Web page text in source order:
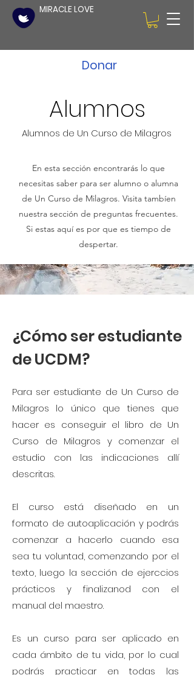
MIRACLE LOVE
Donar
Alumnos
Alumnos de Un Curso de Milagros
En esta sección encontrarás lo que
necesitas saber para ser alumno o alumna
de Un Curso de Milagros. Visita tambíen
nuestra sección de preguntas frecuentes.
Si estas aquí es por que es tiempo de
despertar.
¿Cómo ser estudiante
de UCDM?
Para ser estudiante de Un Curso de
Milagros lo único que tienes que
hacer es conseguir el libro de Un
Curso de Milagros y comenzar el
estudio con las indicaciones allí
descritas.
El curso está diseñado en un
formato de autoaplicación y podrás
comenzar a hacerlo cuando esa
sea tu voluntad, comenzando por el
texto, luego la sección de ejerccios
prácticos y finalizanod con el
manual del maestro.
Es un curso para ser aplicado en
cada ámbito de tu vida, por lo cual
podrás practicar en todas las